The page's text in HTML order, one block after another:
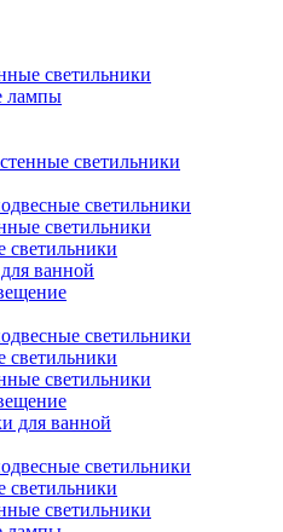
светильники
лампы
светильники
светильники
светильники
светильники
ванной
светильники
светильники
светильники
для ванной
светильники
светильники
светильники